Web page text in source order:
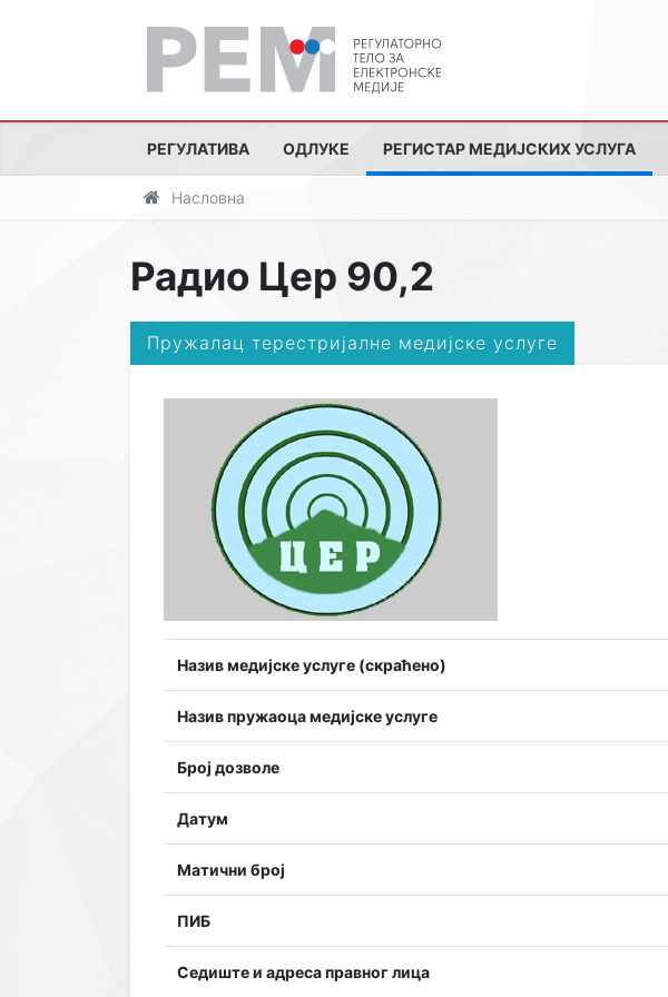
РЕГУЛАТИВА ОДЛУКЕ РЕГИСТАР МЕДИЈСКИХ УСЛУГА
Насловна
Радио Цер 90,2
Пружалац терестријалне медијске услуге
Назив медијске услуге (скраћено)
Назив пружаоца медијске услуге
Број дозволе
Датум
Матични број
ПИБ
Седиште и адреса правног лица